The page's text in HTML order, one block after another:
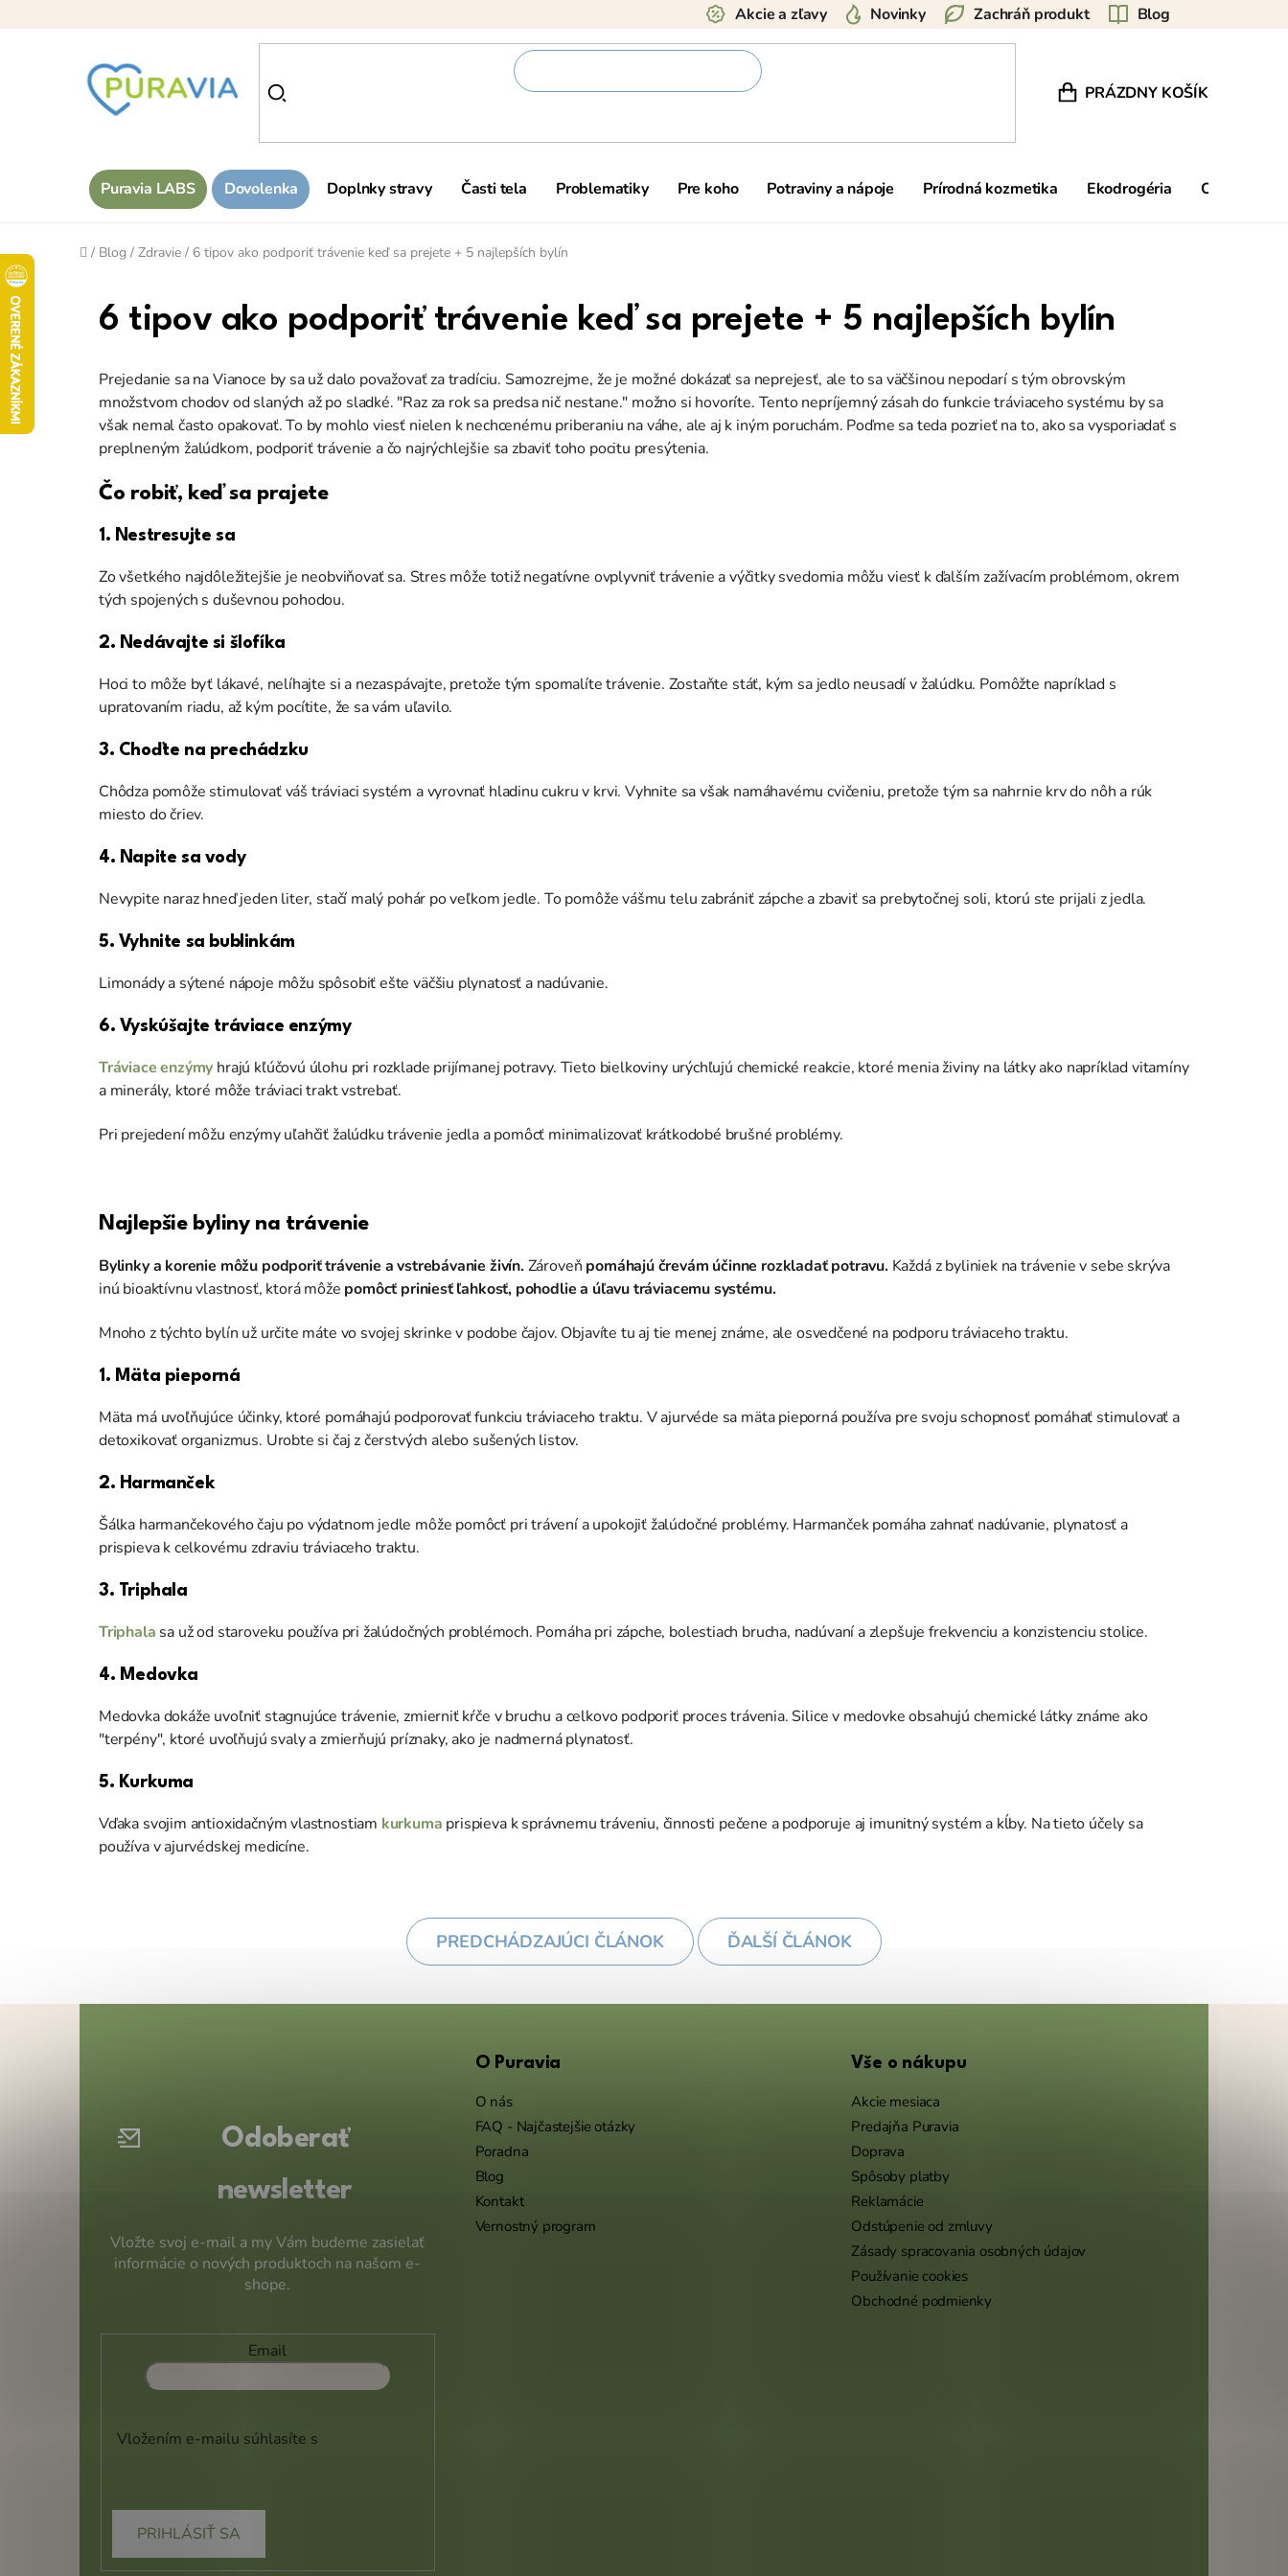
Blog
Zachráň produkt
Novinky
Akcie a zľavy
NÁKUPNÝ KOŠÍK
PRÁZDNY KOŠÍK
Puravia LABS Dovolenka Doplnky stravy Časti tela Problematiky Pre koho Potraviny a nápoje Prírodná kozmetika Ekodrogéria Ostatné
Domov
/ Blog / Zdravie / 6 tipov ako podporiť trávenie keď sa prejete + 5 najlepších bylín
6 tipov ako podporiť trávenie keď sa prejete + 5 najlepších bylín
Prejedanie sa na Vianoce by sa už dalo považovať za tradíciu. Samozrejme, že je možné dokázať sa neprejesť, ale to sa väčšinou nepodarí s tým obrovským
množstvom chodov od slaných až po sladké. "Raz za rok sa predsa nič nestane." možno si hovoríte. Tento nepríjemný zásah do funkcie tráviaceho systému by sa
však nemal často opakovať. To by mohlo viesť nielen k nechcenému priberaniu na váhe, ale aj k iným poruchám. Poďme sa teda pozrieť na to, ako sa vysporiadať s
preplneným žalúdkom, podporiť trávenie a čo najrýchlejšie sa zbaviť toho pocitu presýtenia.
Čo robiť, keď sa prajete
1. Nestresujte sa
Zo všetkého najdôležitejšie je neobviňovať sa. Stres môže totiž negatívne ovplyvniť trávenie a výčitky svedomia môžu viesť k ďalším zažívacím problémom, okrem
tých spojených s duševnou pohodou.
2. Nedávajte si šlofíka
Hoci to môže byť lákavé, nelíhajte si a nezaspávajte, pretože tým spomalíte trávenie. Zostaňte stáť, kým sa jedlo neusadí v žalúdku. Pomôžte napríklad s
upratovaním riadu, až kým pocítite, že sa vám uľavilo.
3. Choďte na prechádzku
Chôdza pomôže stimulovať váš tráviaci systém a vyrovnať hladinu cukru v krvi. Vyhnite sa však namáhavému cvičeniu, pretože tým sa nahrnie krv do nôh a rúk
miesto do čriev.
4. Napite sa vody
Nevypite naraz hneď jeden liter, stačí malý pohár po veľkom jedle. To pomôže vášmu telu zabrániť zápche a zbaviť sa prebytočnej soli, ktorú ste prijali z jedla.
5. Vyhnite sa bublinkám
Limonády a sýtené nápoje môžu spôsobiť ešte väčšiu plynatosť a nadúvanie.
6. Vyskúšajte tráviace enzýmy
Tráviace enzýmy hrajú kľúčovú úlohu pri rozklade prijímanej potravy. Tieto bielkoviny urýchľujú chemické reakcie, ktoré menia živiny na látky ako napríklad vitamíny
a minerály, ktoré môže tráviaci trakt vstrebať.
Pri prejedení môžu enzýmy uľahčiť žalúdku trávenie jedla a pomôcť minimalizovať krátkodobé brušné problémy.
Najlepšie byliny na trávenie
Bylinky a korenie môžu podporiť trávenie a vstrebávanie živín. Zároveň pomáhajú črevám účinne rozkladať potravu. Každá z byliniek na trávenie v sebe skrýva
inú bioaktívnu vlastnosť, ktorá môže pomôcť priniesť ľahkosť, pohodlie a úľavu tráviacemu systému.
Mnoho z týchto bylín už určite máte vo svojej skrinke v podobe čajov. Objavíte tu aj tie menej známe, ale osvedčené na podporu tráviaceho traktu.
1. Mäta pieporná
Mäta má uvoľňujúce účinky, ktoré pomáhajú podporovať funkciu tráviaceho traktu. V ajurvéde sa mäta pieporná používa pre svoju schopnosť pomáhať stimulovať a
detoxikovať organizmus. Urobte si čaj z čerstvých alebo sušených listov.
2. Harmanček
Šálka harmančekového čaju po výdatnom jedle môže pomôcť pri trávení a upokojiť žalúdočné problémy. Harmanček pomáha zahnať nadúvanie, plynatosť a
prispieva k celkovému zdraviu tráviaceho traktu.
3. Triphala
Triphala sa už od staroveku používa pri žalúdočných problémoch. Pomáha pri zápche, bolestiach brucha, nadúvaní a zlepšuje frekvenciu a konzistenciu stolice.
4. Medovka
Medovka dokáže uvoľniť stagnujúce trávenie, zmierniť kŕče v bruchu a celkovo podporiť proces trávenia. Silice v medovke obsahujú chemické látky známe ako
"terpény", ktoré uvoľňujú svaly a zmierňujú príznaky, ako je nadmerná plynatosť.
5. Kurkuma
Vďaka svojim antioxidačným vlastnostiam kurkuma prispieva k správnemu tráveniu, činnosti pečene a podporuje aj imunitný systém a kĺby. Na tieto účely sa
používa v ajurvédskej medicíne.
PREDCHÁDZAJÚCI ČLÁNOK ĎALŠÍ ČLÁNOK
Odoberať
newsletter
Vložte svoj e-mail a my Vám budeme zasielať
informácie o nových produktoch na našom e-
shope.
Email
Vložením e-mailu súhlasíte s
PRIHLÁSIŤ SA
O Puravia
O nás
FAQ - Najčastejšie otázky
Poradna
Blog
Kontakt
Vernostný program
Vše o nákupu
Akcie mesiaca
Predajňa Puravia
Doprava
Spôsoby platby
Reklamácie
Odstúpenie od zmluvy
Zásady spracovania osobných údajov
Používanie cookies
Obchodné podmienky